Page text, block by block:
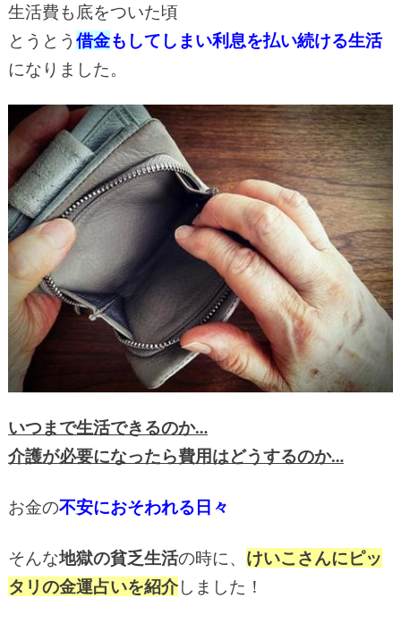
生活費も底をついた頃
とうとう 借金もしてしまい利息を払い続ける生活
になりました。
いつまで生活できるのか…
介護が必要になったら費用はどうするのか…
お金の不安におそわれる日々
そんな地獄の貧乏生活の時に、 けいこさんにピッ
タリの金運占いを紹介しました！